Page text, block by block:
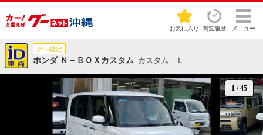
お気に入り 閲覧履歴 メニュー
グー鑑定
ホンダ Ｎ－ＢＯＸカスタム カスタム Ｌ
1 /45